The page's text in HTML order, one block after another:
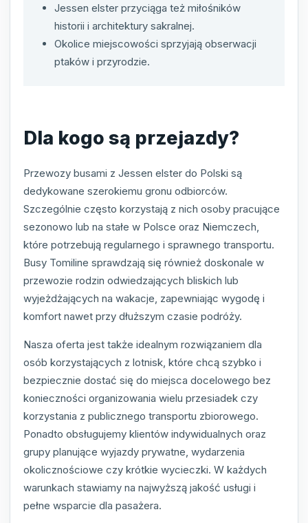
Jessen elster przyciąga też miłośników
historii i architektury sakralnej.
Okolice miejscowości sprzyjają obserwacji
ptaków i przyrodzie.
Dla kogo są przejazdy?
Przewozy busami z Jessen elster do Polski są
dedykowane szerokiemu gronu odbiorców.
Szczególnie często korzystają z nich osoby pracujące
sezonowo lub na stałe w Polsce oraz Niemczech,
które potrzebują regularnego i sprawnego transportu.
Busy Tomiline sprawdzają się również doskonale w
przewozie rodzin odwiedzających bliskich lub
wyjeżdżających na wakacje, zapewniając wygodę i
komfort nawet przy dłuższym czasie podróży.
Nasza oferta jest także idealnym rozwiązaniem dla
osób korzystających z lotnisk, które chcą szybko i
bezpiecznie dostać się do miejsca docelowego bez
konieczności organizowania wielu przesiadek czy
korzystania z publicznego transportu zbiorowego.
Ponadto obsługujemy klientów indywidualnych oraz
grupy planujące wyjazdy prywatne, wydarzenia
okolicznościowe czy krótkie wycieczki. W każdych
warunkach stawiamy na najwyższą jakość usługi i
pełne wsparcie dla pasażera.